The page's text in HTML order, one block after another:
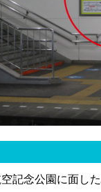
記念公園に面し